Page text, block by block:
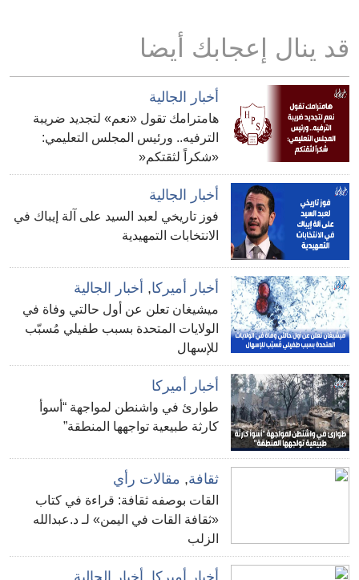
قد ينال إعجابك أيضا
أخبار الجالية
هامترامك تقول «نعم» لتجديد ضريبة
الترفيه.. ورئيس المجلس التعليمي:
«شكراً لثقتكم«
أخبار الجالية
فوز تاريخي لعبد السيد على آلة إيباك في
الانتخابات التمهيدية
أخبار أميركا, أخبار الجالية
ميشيغان تعلن عن أول حالتي وفاة في
الولايات المتحدة بسبب طفيلي مُسبّب
للإسهال
أخبار أميركا
طوارئ في واشنطن لمواجهة “أسوأ
كارثة طبيعية تواجهها المنطقة”
ثقافة, مقالات رأي
القات بوصفه ثقافة: قراءة في كتاب
«ثقافة القات في اليمن» لـ د.عبدالله
الزلب
أخبار أميركا أخبار الجالية